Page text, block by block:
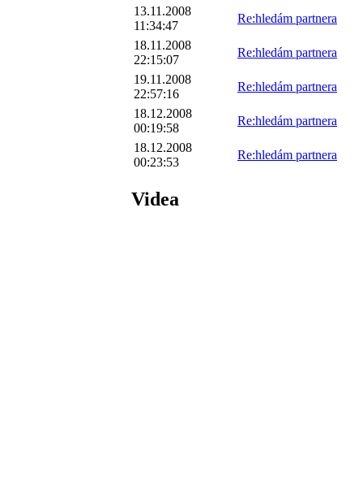
13.11.2008
11:34:47
Re:hledám partnera
18.11.2008
22:15:07
Re:hledám partnera
19.11.2008
22:57:16
Re:hledám partnera
18.12.2008
00:19:58
Re:hledám partnera
18.12.2008
00:23:53
Re:hledám partnera
Videa